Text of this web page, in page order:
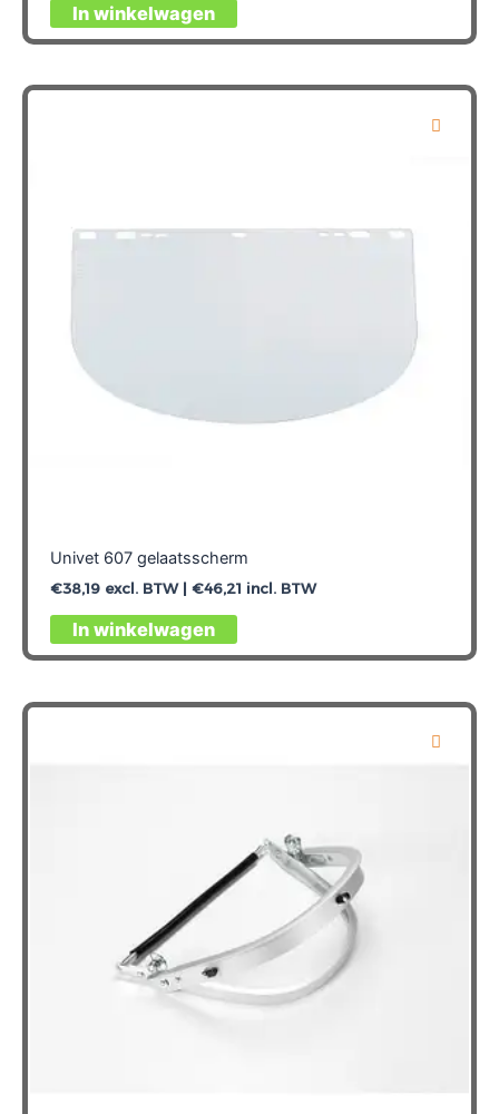
In winkelwagen
Univet 607 gelaatsscherm
€38,19excl. BTW | €46,21 incl. BTW
In winkelwagen